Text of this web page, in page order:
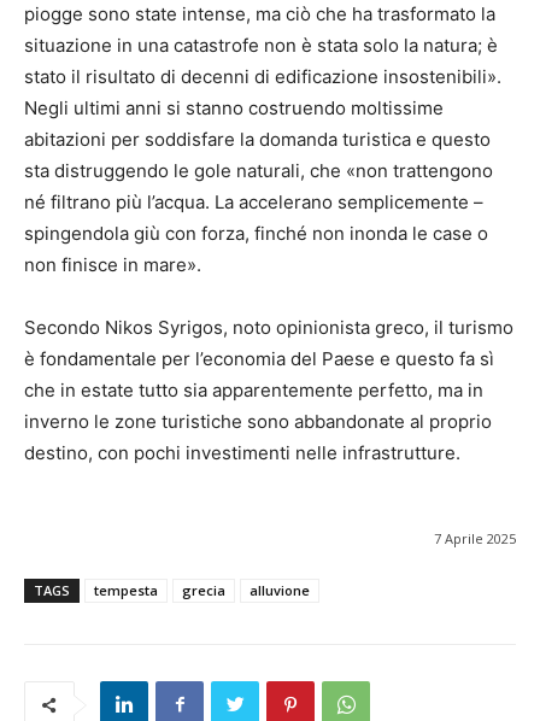
piogge sono state intense, ma ciò che ha trasformato la
situazione in una catastrofe non è stata solo la natura; è
stato il risultato di decenni di edificazione insostenibili».
Negli ultimi anni si stanno costruendo moltissime
abitazioni per soddisfare la domanda turistica e questo
sta distruggendo le gole naturali, che «non trattengono
né filtrano più l’acqua. La accelerano semplicemente –
spingendola giù con forza, finché non inonda le case o
non finisce in mare».
Secondo Nikos Syrigos, noto opinionista greco, il turismo
è fondamentale per l’economia del Paese e questo fa sì
che in estate tutto sia apparentemente perfetto, ma in
inverno le zone turistiche sono abbandonate al proprio
destino, con pochi investimenti nelle infrastrutture.
7 Aprile 2025
TAGS tempesta grecia alluvione